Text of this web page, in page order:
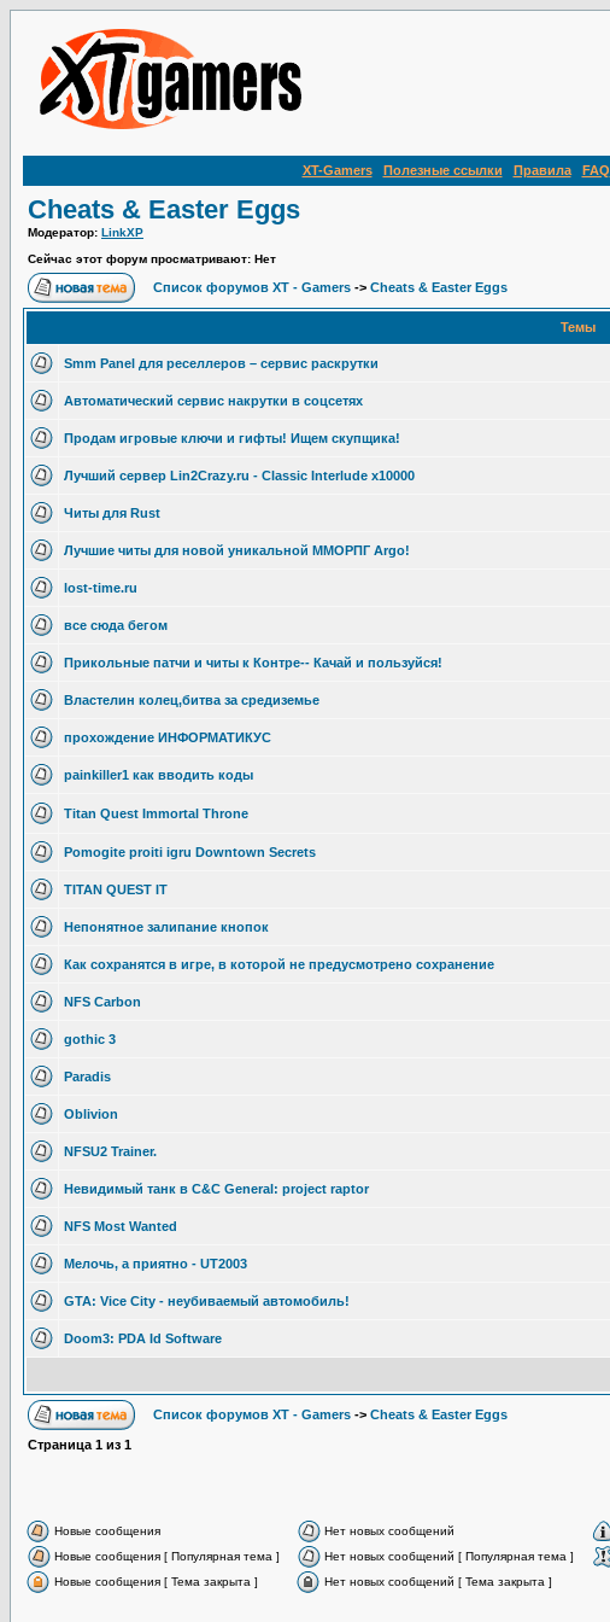
XT-Gamers Полезные ссылки Правила FAQ
Cheats & Easter Eggs
Модератор: LinkXP
Сейчас этот форум просматривают: Нет
Список форумов XT - Gamers -> Cheats & Easter Eggs
Темы
Smm Panel для реселлеров – сервис раскрутки
Автоматический сервис накрутки в соцсетях
Продам игровые ключи и гифты! Ищем скупщика!
Лучший сервер Lin2Crazy.ru - Classic Interlude х10000
Читы для Rust
Лучшие читы для новой уникальной ММОРПГ Argo!
lost-time.ru
все сюда бегом
Прикольные патчи и читы к Контре-- Качай и пользуйся!
Властелин колец,битва за средиземье
прохождение ИНФОРМАТИКУС
painkiller1 как вводить коды
Titan Quest Immortal Throne
Pomogite proiti igru Downtown Secrets
TITAN QUEST IT
Непонятное залипание кнопок
Как сохранятся в игре, в которой не предусмотрено сохранение
NFS Carbon
gothic 3
Paradis
Oblivion
NFSU2 Trainer.
Невидимый танк в C&C General: project raptor
NFS Most Wanted
Мелочь, а приятно - UT2003
GTA: Vice City - неубиваемый автомобиль!
Doom3: PDA Id Software
Список форумов XT - Gamers -> Cheats & Easter Eggs
Страница 1 из 1
Новые сообщения Нет новых сообщений
Новые сообщения [ Популярная тема ]
Нет новых сообщений [ Популярная тема ]
Новые сообщения [ Тема закрыта ]
Нет новых сообщений [ Тема закрыта ]